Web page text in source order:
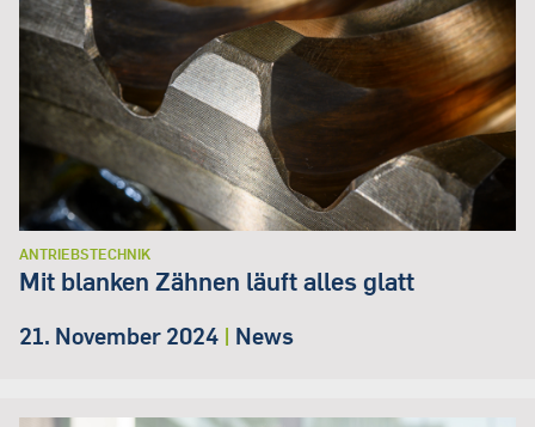
ANTRIEBSTECHNIK
Mit blanken Zähnen läuft alles glatt
21. November 2024 | News